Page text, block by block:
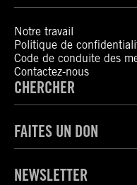
Notre travail
Politique de
Code de conduite des
Contactez-nous
CHERCHER
FAITES UN DON
NEWSLETTER